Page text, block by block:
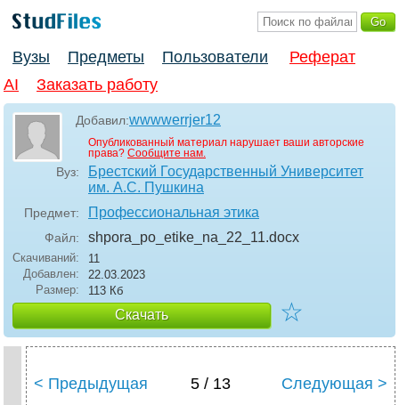
Вузы Предметы Пользователи
Реферат
AI
Заказать работу
Добавил:wwwwerrjer12
Опубликованный материал нарушает ваши авторские
права? Сообщите нам.
Вуз:
Брестский Государственный Университет
им. А.С. Пушкина
Предмет: Профессиональная этика
Файл: shpora_po_etike_na_22_11.docx
Скачиваний:
11
Добавлен:
22.03.2023
Размер:
113 Кб
Скачать ☆
< Предыдущая 5 / 13 Следующая >